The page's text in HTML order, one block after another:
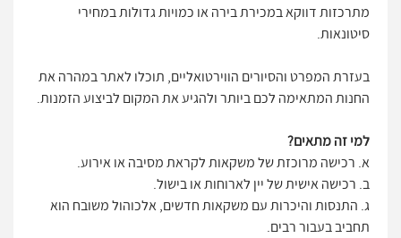
מתרכזות דווקא במכירת בירה או כמויות גדולות במחירי
סיטונאות.
בעזרת המפרט והסיורים הווירטואליים, תוכלו לאתר במהרה את
החנות המתאימה לכם ביותר ולהגיע את המקום לביצוע הזמנות.
למי זה מתאים?
א. רכישה מרוכזת של משקאות לקראת מסיבה או אירוע.
ב. רכישה אישית של יין לארוחות או בישול.
ג. התנסות והיכרות עם משקאות חדשים, אלכוהול משובח הוא
תחביב בעבור רבים.